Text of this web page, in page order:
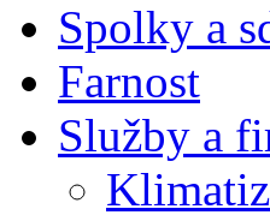
Spolky a
Farnost
Služby a